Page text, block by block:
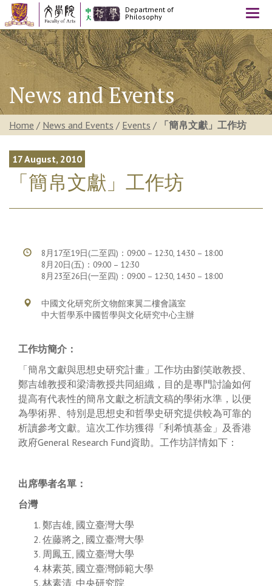
Department of
Philosophy
News and Events
Home / News and Events / Events / 「簡帛文獻」工作坊
17 August, 2010
「簡帛文獻」工作坊
8月17至19日(二至四)：09:00 – 12:30, 14:30 – 18:00
8月20日(五)：09:00 – 12:30
8月23至26日(一至四)：09:00 – 12:30, 14:30 – 18:00
中國文化研究所文物館東翼二樓會議室
中大哲學系中國哲學與文化研究中心主辦
工作坊簡介：
「簡帛文獻與思想史研究計畫」工作坊由劉笑敢教授、
鄭吉雄教授和梁濤教授共同組織，目的是專門討論如何
提高有代表性的簡帛文獻之析讀文稿的學術水準，以便
為學術界、特別是思想史和哲學史研究提供較為可靠的
析讀參考文獻。這次工作坊獲得「利希慎基金」及香港
政府General Research Fund資助。工作坊詳情如下：
出席學者名單：
台灣
鄭吉雄, 國立臺灣大學
佐藤將之, 國立臺灣大學
周鳳五, 國立臺灣大學
林素英, 國立臺灣師範大學
林素清, 中央研究院